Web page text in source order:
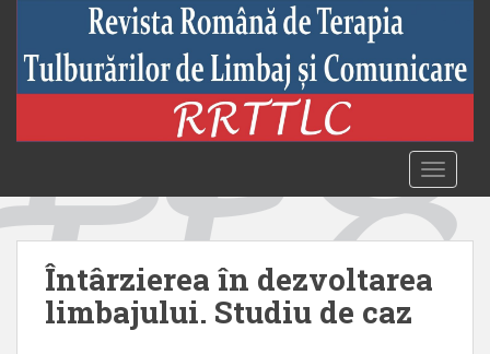
i
Întârzierea în dezvoltarea
limbajului. Studiu de caz